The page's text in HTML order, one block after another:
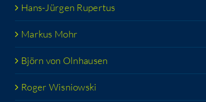
Hans-Jür­­gen Rupertus
Mar­kus Mohr
Björn von Olnhausen
Roger Wis­niow­ski